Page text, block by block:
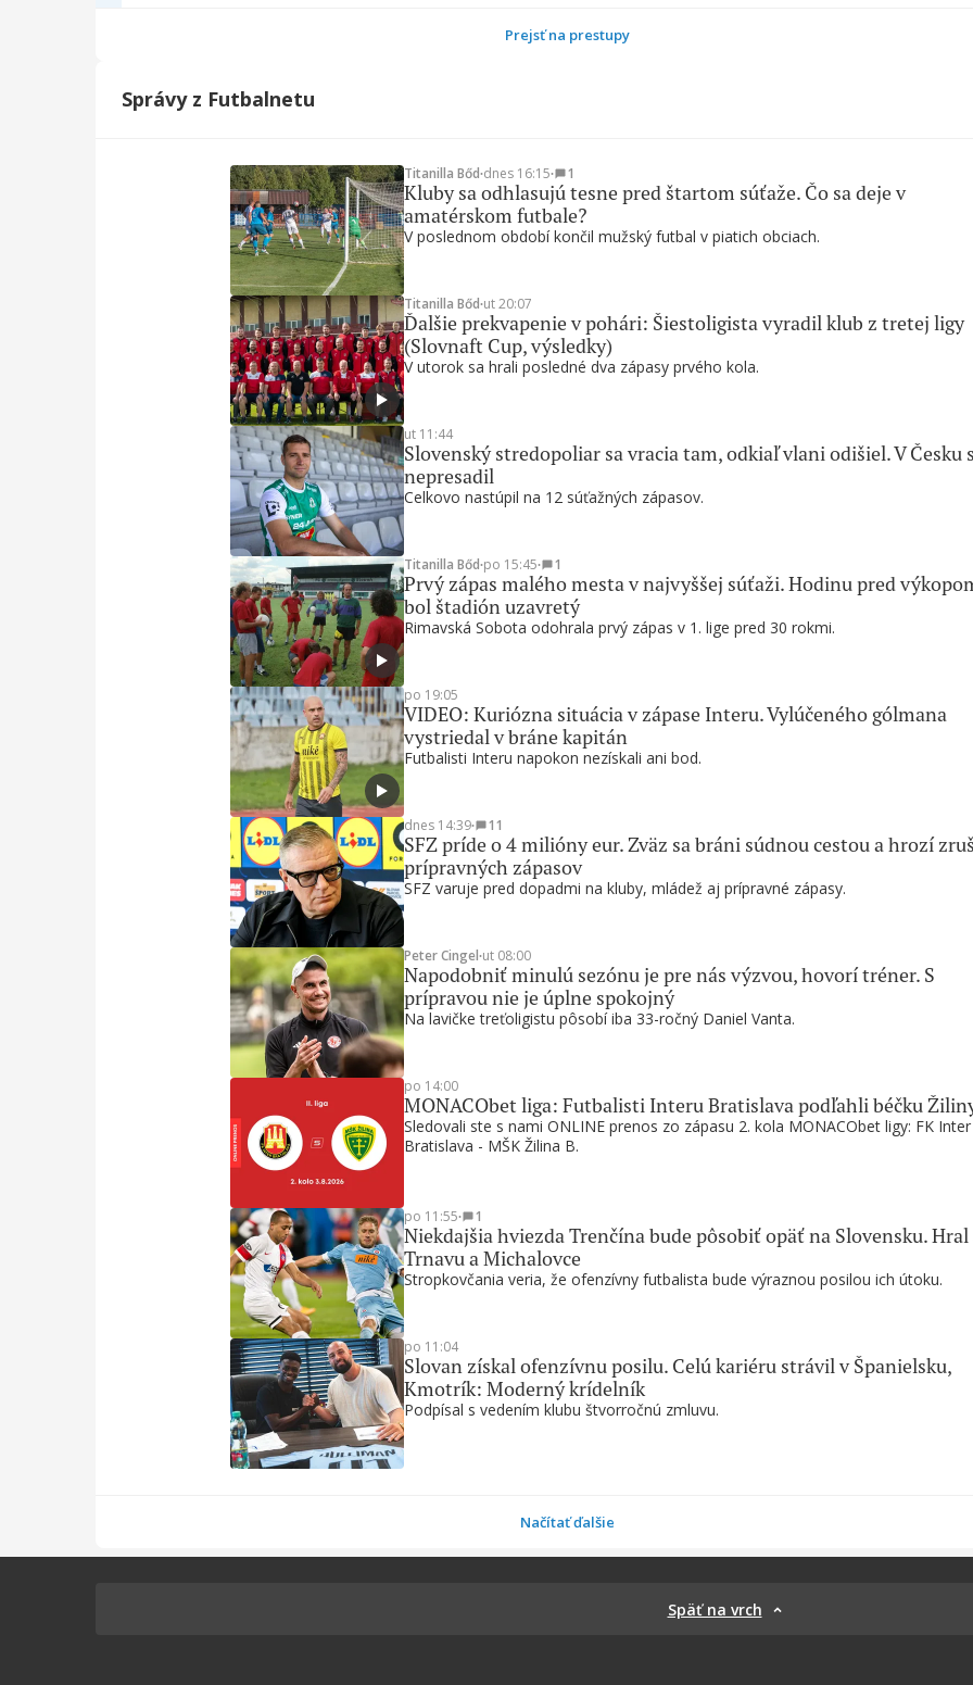
Prejsť na prestupy
Správy z Futbalnetu
V poslednom období končil mužský futbal v piatich obciach.
Kluby sa odhlasujú tesne pred štartom súťaže. Čo sa deje v
amatérskom futbale?
Titanilla Bőd∙dnes 16:15∙ 1
V utorok sa hrali posledné dva zápasy prvého kola.
Ďalšie prekvapenie v pohári: Šiestoligista vyradil klub z tretej ligy
(Slovnaft Cup, výsledky)
Titanilla Bőd∙ut 20:07
Celkovo nastúpil na 12 súťažných zápasov.
Slovenský stredopoliar sa vracia tam, odkiaľ vlani odišiel. V Česku
nepresadil
ut 11:44
Rimavská Sobota odohrala prvý zápas v 1. lige pred 30 rokmi.
Prvý zápas malého mesta v najvyššej súťaži. Hodinu pred
bol štadión uzavretý
Titanilla Bőd∙po 15:45∙ 1
Futbalisti Interu napokon nezískali ani bod.
VIDEO: Kuriózna situácia v zápase Interu. Vylúčeného gólmana
vystriedal v bráne kapitán
po 19:05
SFZ varuje pred dopadmi na kluby, mládež aj prípravné zápasy.
SFZ príde o 4 milióny eur. Zväz sa bráni súdnou cestou a hrozí
prípravných zápasov
dnes 14:39∙ 11
Na lavičke treťoligistu pôsobí iba 33-ročný Daniel Vanta.
Napodobniť minulú sezónu je pre nás výzvou, hovorí tréner. S
prípravou nie je úplne spokojný
Peter Cingel∙ut 08:00
Sledovali ste s nami ONLINE prenos zo zápasu 2. kola MONACObet ligy: FK Inter
Bratislava - MŠK Žilina B.
MONACObet liga: Futbalisti Interu Bratislava podľahli béčku
po 14:00
Stropkovčania veria, že ofenzívny futbalista bude výraznou posilou ich útoku.
Niekdajšia hviezda Trenčína bude pôsobiť opäť na Slovensku. Hral
Trnavu a Michalovce
po 11:55∙ 1
Podpísal s vedením klubu štvorročnú zmluvu.
Slovan získal ofenzívnu posilu. Celú kariéru strávil v Španielsku,
Kmotrík: Moderný krídelník
po 11:04
Načítať ďalšie
Späť na vrch